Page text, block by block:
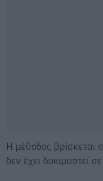
Η μέθοδος βρίσκεται
δεν έχει δοκιμαστεί